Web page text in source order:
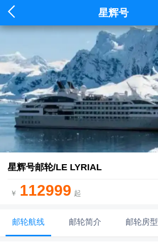
 星辉号
星辉号邮轮/LE LYRIAL
￥ 112999 起
邮轮航线 邮轮简介 邮轮房型